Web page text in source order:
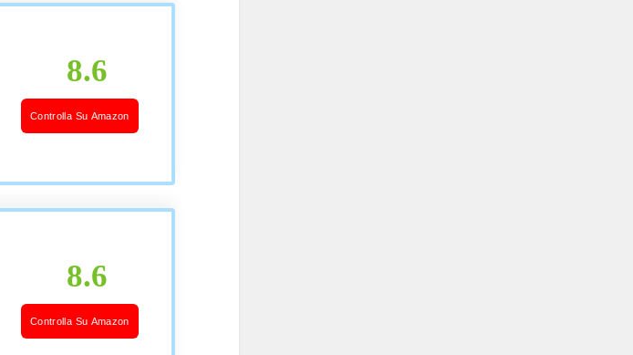
8.6
Controlla Su Amazon
8.6
Controlla Su Amazon